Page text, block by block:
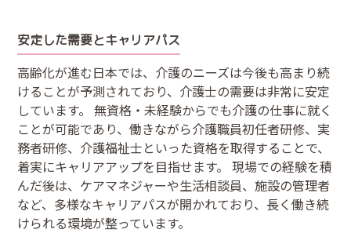
安定した需要とキャリアパス
高齢化が進む日本では、介護のニーズは今後も高まり続
けることが予測されており、介護士の需要は非常に安定
しています。 無資格・未経験からでも介護の仕事に就く
ことが可能であり、働きながら介護職員初任者研修、実
務者研修、介護福祉士といった資格を取得することで、
着実にキャリアアップを目指せます。 現場での経験を積
んだ後は、ケアマネジャーや生活相談員、施設の管理者
など、多様なキャリアパスが開かれており、長く働き続
けられる環境が整っています。